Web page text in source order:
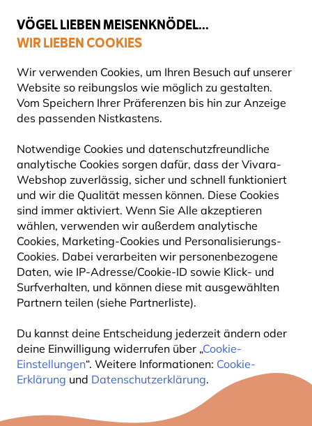
VÖGEL LIEBEN MEISENKNÖDEL...
WIR LIEBEN COOKIES
Wir verwenden Cookies, um Ihren Besuch auf unserer
Website so reibungslos wie möglich zu gestalten.
Vom Speichern Ihrer Präferenzen bis hin zur Anzeige
des passenden Nistkastens.
Notwendige Cookies und datenschutzfreundliche
analytische Cookies sorgen dafür, dass der Vivara-
Webshop zuverlässig, sicher und schnell funktioniert
und wir die Qualität messen können. Diese Cookies
sind immer aktiviert. Wenn Sie Alle akzeptieren
wählen, verwenden wir außerdem analytische
Cookies, Marketing-Cookies und Personalisierungs-
Cookies. Dabei verarbeiten wir personenbezogene
Daten, wie IP-Adresse/Cookie-ID sowie Klick- und
Surfverhalten, und können diese mit ausgewählten
Partnern teilen (siehe Partnerliste).
Du kannst deine Entscheidung jederzeit ändern oder
deine Einwilligung widerrufen über „Cookie-
Einstellungen“. Weitere Informationen: Cookie-
Erklärung und Datenschutzerklärung.
Top-bewertet in 11 Ländern
Gratis Versand ab 65 €
Naturbeobachtung Bücher